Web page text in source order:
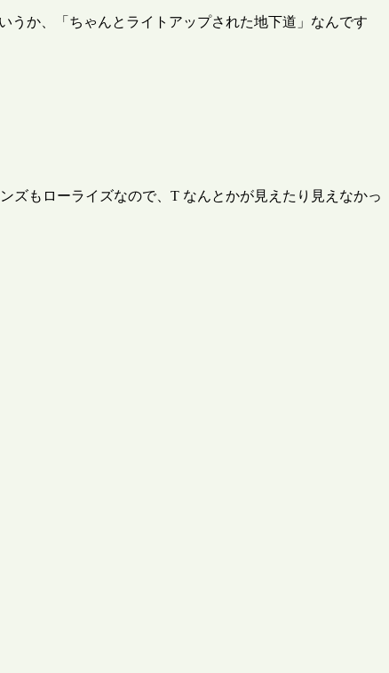
うか、「ちゃんとライトアップされた地下道」なんです
ズもローライズなので、T なんとかが見えたり見えなかっ